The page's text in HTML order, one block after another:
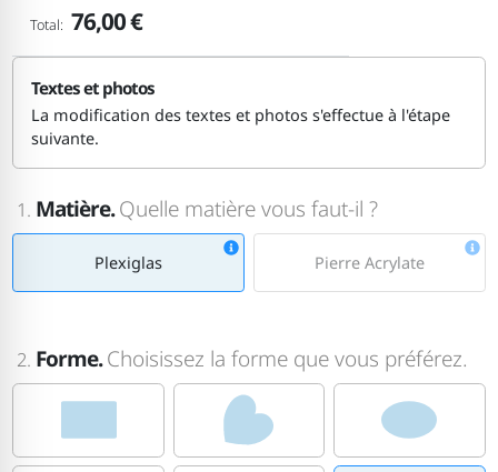
Total: 76,00 €
Textes et photos
La modification des textes et photos s'effectue à l'étape
suivante.
1. Matière.Quelle matière vous faut-il ?
Plexiglas Pierre Acrylate
2. Forme.Choisissez la forme que vous préférez.